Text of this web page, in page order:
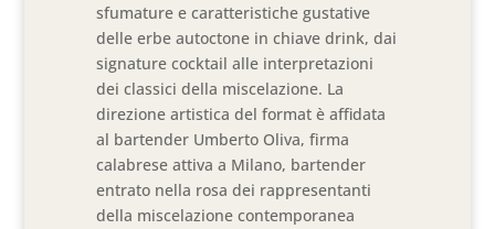
sfumature e caratteristiche gustative
delle erbe autoctone in chiave drink, dai
signature cocktail alle interpretazioni
dei classici della miscelazione. La
direzione artistica del format è affidata
al bartender Umberto Oliva, firma
calabrese attiva a Milano, bartender
entrato nella rosa dei rappresentanti
della miscelazione contemporanea